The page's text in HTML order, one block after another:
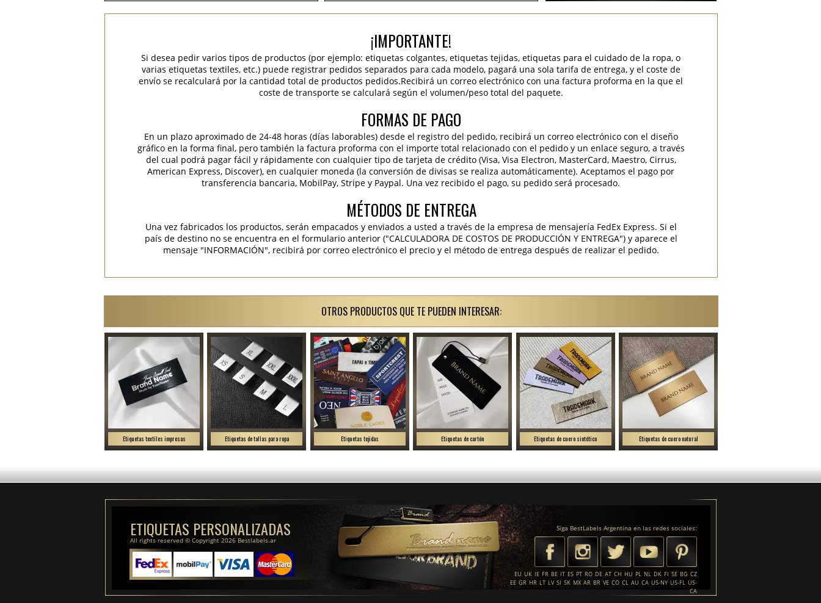
¡IMPORTANTE!
Si desea pedir varios tipos de productos (por ejemplo: etiquetas colgantes, etiquetas tejidas, etiquetas para el cuidado de la ropa, o
varias etiquetas textiles, etc.) puede registrar pedidos separados para cada modelo, pagará una sola tarifa de entrega, y el coste de
envío se recalculará por la cantidad total de productos pedidos.Recibirá un correo electrónico con una factura proforma en la que el
coste de transporte se calculará según el volumen/peso total del paquete.
FORMAS DE PAGO
En un plazo aproximado de 24-48 horas (días laborables) desde el registro del pedido, recibirá un correo electrónico con el diseño
gráfico en la forma final, pero también la factura proforma con el importe total relacionado con el pedido y un enlace seguro, a través
del cual podrá pagar fácil y rápidamente con cualquier tipo de tarjeta de crédito (Visa, Visa Electron, MasterCard, Maestro, Cirrus,
American Express, Discover), en cualquier moneda (la conversión de divisas se realiza automáticamente). Aceptamos el pago por
transferencia bancaria, MobilPay, Stripe y Paypal. Una vez recibido el pago, su pedido será procesado.
MÉTODOS DE ENTREGA
Una vez fabricados los productos, serán empacados y enviados a usted a través de la empresa de mensajería FedEx Express. Si el
país de destino no se encuentra en el formulario anterior ("CALCULADORA DE COSTOS DE PRODUCCIÓN Y ENTREGA") y aparece el
mensaje "INFORMACIÓN", recibirá por correo electrónico el precio y el método de entrega después de realizar el pedido.
OTROS PRODUCTOS QUE TE PUEDEN INTERESAR:
Etiquetas textiles impresas Etiquetas de tallas para ropa Etiquetas tejidas Etiquetas de cartón Etiquetas de cuero sintético Etiquetas de cuero natural
ETIQUETAS PERSONALIZADAS
All rights reserved © Copyright 2026 Bestlabels.ar
Siga BestLabels Argentina en las redes sociales:
EU UK IE FR BE IT ES PT RO DE AT CH HU PL NL DK FI SE BG CZ
EE GR HR LT LV SI SK MX AR BR VE CO CL AU CA US-NY US-FL US-
CA